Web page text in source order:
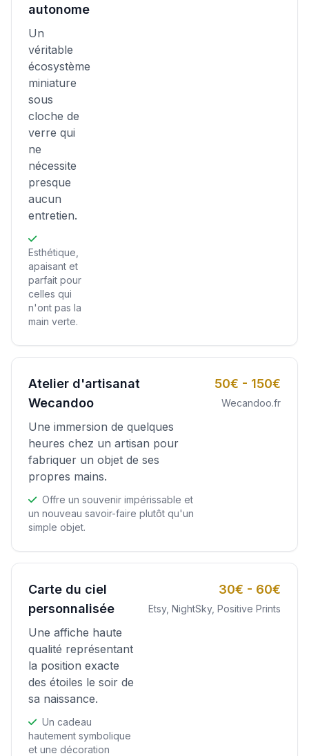
autonome
Un
véritable
écosystème
miniature
sous
cloche de
verre qui
ne
nécessite
presque
aucun
entretien.
Esthétique,
apaisant et
parfait pour
celles qui
n'ont pas la
main verte.
Atelier d'artisanat
Wecandoo
Une immersion de quelques
heures chez un artisan pour
fabriquer un objet de ses
propres mains.
Offre un souvenir impérissable et
un nouveau savoir-faire plutôt qu'un
simple objet.
50€ - 150€
Wecandoo.fr
Carte du ciel
personnalisée
Une affiche haute
qualité représentant
la position exacte
des étoiles le soir de
sa naissance.
Un cadeau
hautement symbolique
et une décoration
30€ - 60€
Etsy, NightSky, Positive Prints